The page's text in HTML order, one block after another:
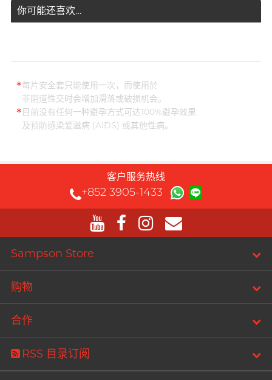
你可能还喜欢…
*每片安全套只能使用一次，而使用於
非阴道性交时会增加滑落或破损机会。
*目前没有任何一种避孕方式可达100%避孕效果
及预防感染爱滋病 (AIDS) 或其他性病。
客户服务热线
+852 3905-1433
Sampson Store
购物
合作
RSS 目录订阅